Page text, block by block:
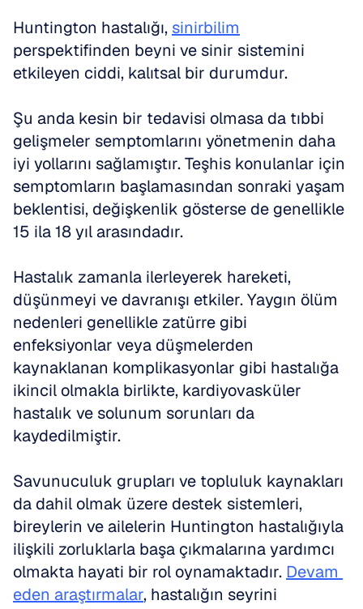
Huntington hastalığı, sinirbilim
perspektifinden beyni ve sinir sistemini
etkileyen ciddi, kalıtsal bir durumdur.
Şu anda kesin bir tedavisi olmasa da tıbbi
gelişmeler semptomlarını yönetmenin daha
iyi yollarını sağlamıştır. Teşhis konulanlar için
semptomların başlamasından sonraki yaşam
beklentisi, değişkenlik gösterse de genellikle
15 ila 18 yıl arasındadır.
Hastalık zamanla ilerleyerek hareketi,
düşünmeyi ve davranışı etkiler. Yaygın ölüm
nedenleri genellikle zatürre gibi
enfeksiyonlar veya düşmelerden
kaynaklanan komplikasyonlar gibi hastalığa
ikincil olmakla birlikte, kardiyovasküler
hastalık ve solunum sorunları da
kaydedilmiştir.
Savunuculuk grupları ve topluluk kaynakları
da dahil olmak üzere destek sistemleri,
bireylerin ve ailelerin Huntington hastalığıyla
ilişkili zorluklarla başa çıkmalarına yardımcı
olmakta hayati bir rol oynamaktadır. Devam
eden araştırmalar, hastalığın seyrini